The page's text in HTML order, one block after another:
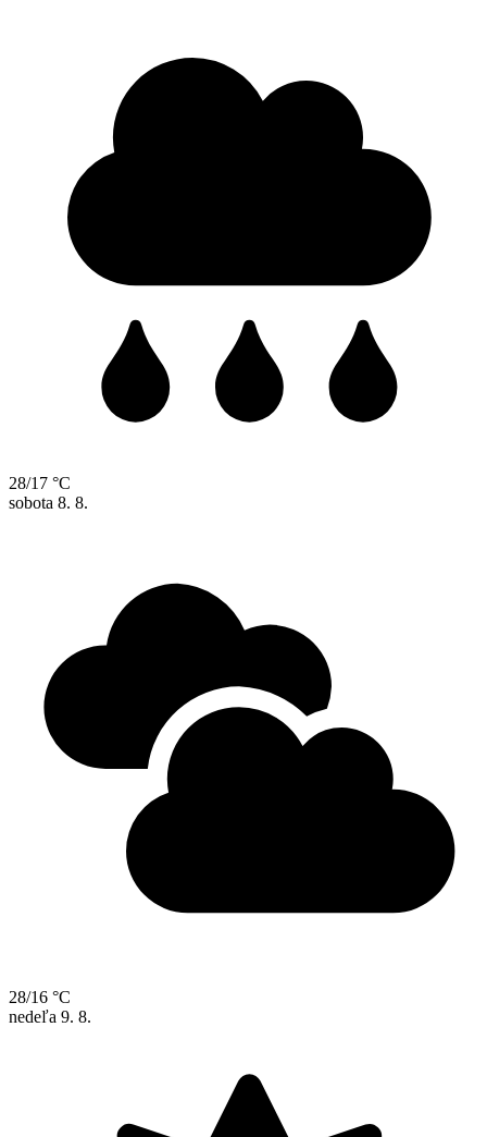
28/17 °C
sobota 8. 8.
28/16 °C
nedeľa 9. 8.